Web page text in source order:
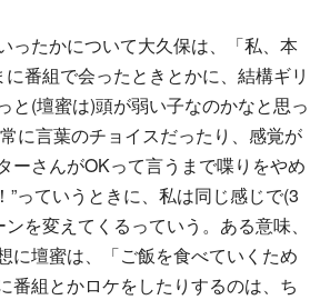
ったかについて大久保は、「私、本
番組で会ったときとかに、結構ギリ
と(壇蜜は)頭が弱い子なのかなと思っ
に言葉のチョイスだったり、感覚が
ーさんがOKって言うまで喋りをやめ
っていうときに、私は同じ感じで(3
を変えてくるっていう。ある意味、
に壇蜜は、「ご飯を食べていくため
番組とかロケをしたりするのは、ち